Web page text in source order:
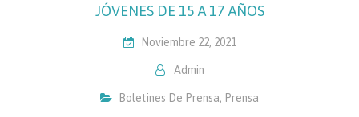
JÓVENES DE 15 A 17 AÑOS
Noviembre 22, 2021
Admin
Boletines De Prensa, Prensa